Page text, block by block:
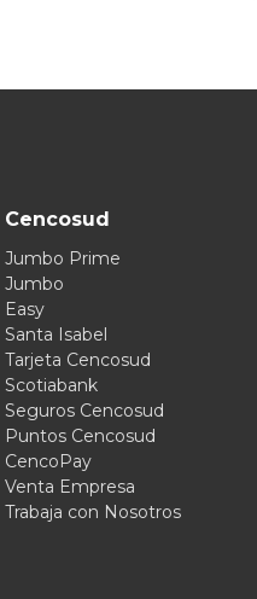
Cencosud
Jumbo Prime
Jumbo
Easy
Santa Isabel
Tarjeta Cencosud
Scotiabank
Seguros Cencosud
Puntos Cencosud
CencoPay
Venta Empresa
Trabaja con Nosotros